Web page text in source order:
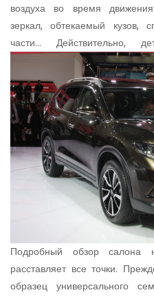
воздуха во время
зеркал, обтекаемый кузов,
части… Действительно,
Подробный обзор салона
расставляет все точки.
образец универсального